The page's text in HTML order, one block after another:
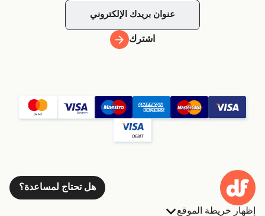
اشترك
هل تحتاج لمساعدة؟
إظهار خريطة الموقع